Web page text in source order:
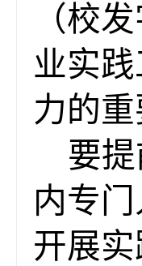
（校
业实践
力的重
要
内专
开展